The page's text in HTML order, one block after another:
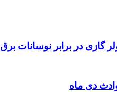
گازی در برابر نوسانات برق
دی ماه